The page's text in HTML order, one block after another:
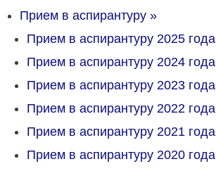
Прием в аспирантуру »
Прием в аспирантуру 2025 года
Прием в аспирантуру 2024 года
Прием в аспирантуру 2023 года
Прием в аспирантуру 2022 года
Прием в аспирантуру 2021 года
Прием в аспирантуру 2020 года